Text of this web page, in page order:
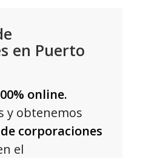
en Puerto
online.
y obtenemos
corporaciones
el